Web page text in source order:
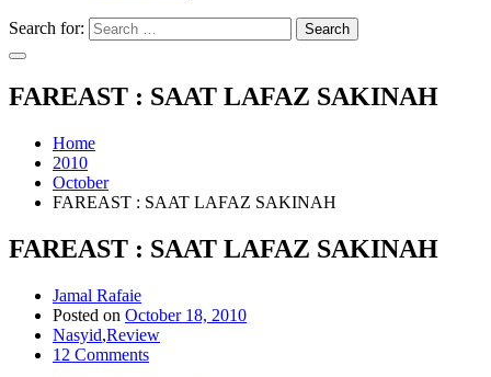
Search for: Search
FAREAST : SAAT LAFAZ SAKINAH
Home
2010
October
FAREAST : SAAT LAFAZ SAKINAH
FAREAST : SAAT LAFAZ SAKINAH
Jamal Rafaie
Posted on October 18, 2010
Nasyid,Review
12 Comments